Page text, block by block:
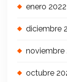
enero 2022
diciembre
noviembre
octubre